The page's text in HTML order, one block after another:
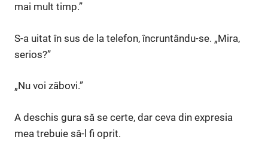
mai mult timp.”
S-a uitat în sus de la telefon, încruntându-se. „Mira,
serios?”
„Nu voi zăbovi.”
A deschis gura să se certe, dar ceva din expresia
mea trebuie să-l fi oprit.